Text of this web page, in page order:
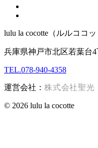
lulu la cocotte（ルルココッ
兵庫県神戸市北区若葉台
TEL.078-940-4358
運営会社： 株式会社聖光
© 2026 lulu la cocotte